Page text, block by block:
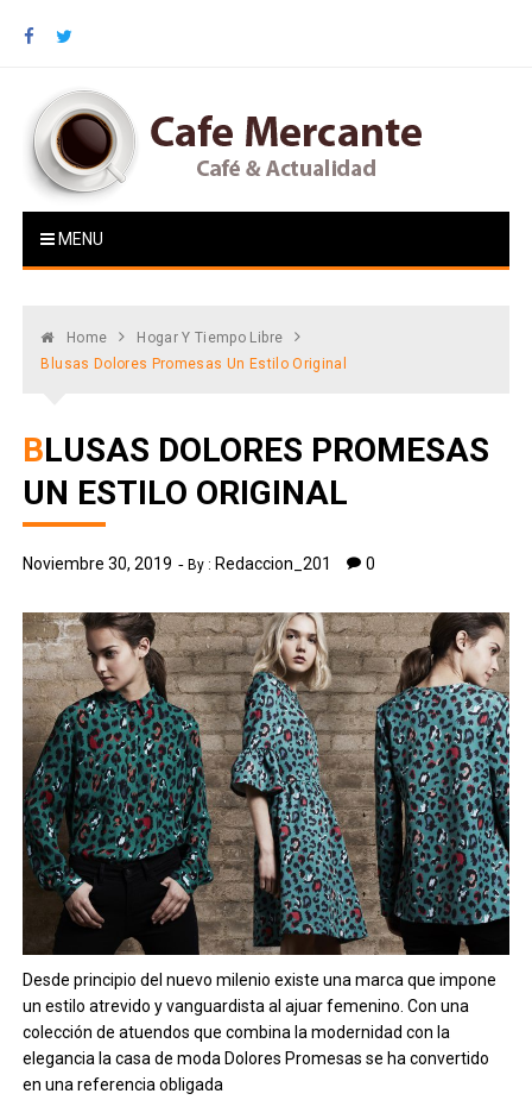
Cafe Mercante
MENU
Home
Hogar Y Tiempo Libre
Blusas Dolores Promesas Un Estilo Original
BLUSAS DOLORES PROMESAS
UN ESTILO ORIGINAL
Noviembre 30, 2019 By : Redaccion_201 0
Desde principio del nuevo milenio existe una marca que impone
un estilo atrevido y vanguardista al ajuar femenino. Con una
colección de atuendos que combina la modernidad con la
elegancia la casa de moda Dolores Promesas se ha convertido
en una referencia obligada